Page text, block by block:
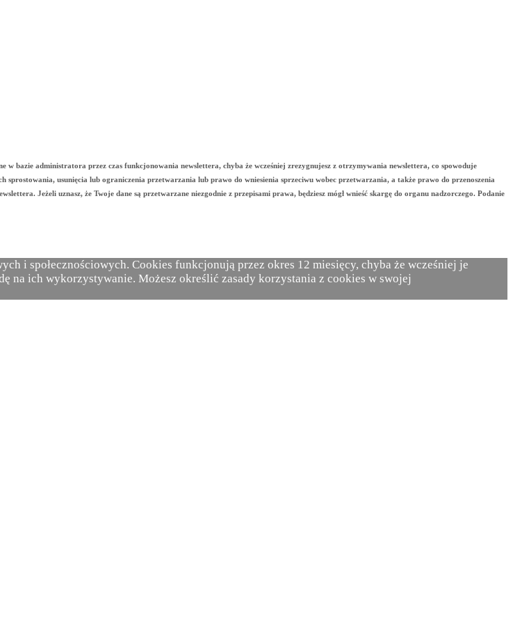
bazie administratora przez czas funkcjonowania newslettera, chyba że wcześniej zrezygnujesz z otrzymywania newslettera, co spowoduje
usunięcia lub ograniczenia przetwarzania lub prawo do wniesienia sprzeciwu wobec przetwarzania, a także prawo do przenoszenia
Jeżeli uznasz, że Twoje dane są przetwarzane niezgodnie z przepisami prawa, będziesz mógł wnieść skargę do organu nadzorczego. Podanie
i społecznościowych. Cookies funkcjonują przez okres 12 miesięcy, chyba że wcześniej je
na ich wykorzystywanie. Możesz określić zasady korzystania z cookies w swojej